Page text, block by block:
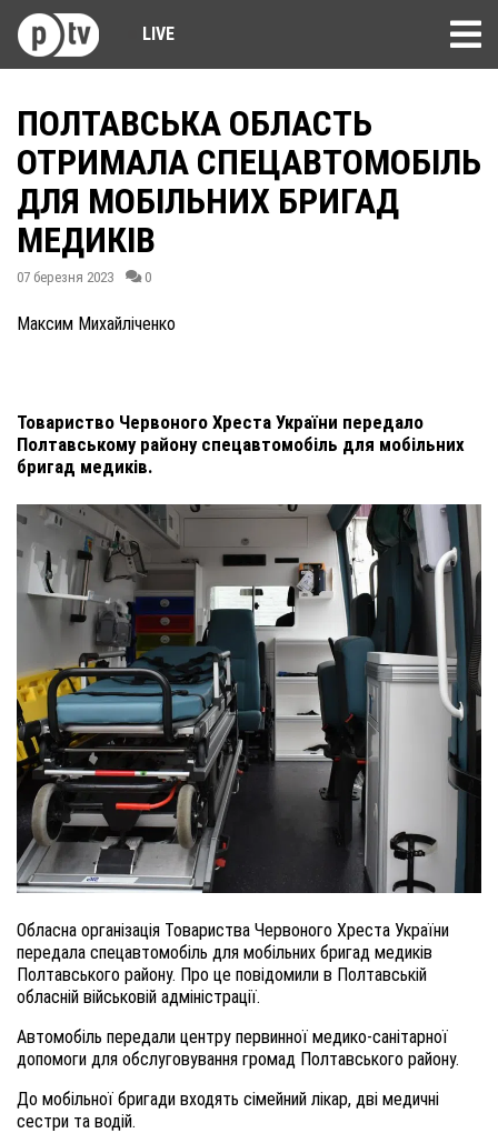
LIVE
ПОЛТАВСЬКА ОБЛАСТЬ
ОТРИМАЛА СПЕЦАВТОМОБІЛЬ
ДЛЯ МОБІЛЬНИХ БРИГАД
МЕДИКІВ
07 березня 2023 0
Максим Михайліченко
Товариство Червоного Хреста України передало
Полтавському району спецавтомобіль для мобільних
бригад медиків.
Обласна організація Товариства Червоного Хреста України
передала спецавтомобіль для мобільних бригад медиків
Полтавського району. Про це повідомили в Полтавській
обласній військовій адміністрації.
Автомобіль передали центру первинної медико-санітарної
допомоги для обслуговування громад Полтавського району.
До мобільної бригади входять сімейний лікар, дві медичні
сестри та водій.